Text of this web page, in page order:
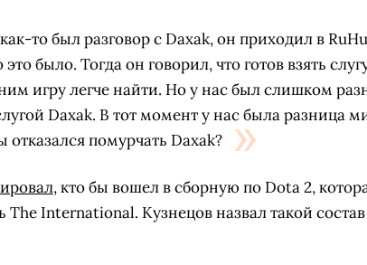
то был разговор с Daxak, он приходил в
было. Тогда он говорил, что готов взять
игру легче найти. Но у нас был слишком
Daxak. В тот момент у нас была разница
отказался помурчать Daxak?
, кто бы вошел в сборную по Dota 2,
The International. Кузнецов назвал такой